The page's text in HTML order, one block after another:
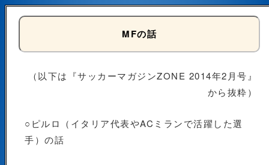
MFの話
（以下は『サッカーマガジンZONE 2014年2月号』
から抜粋）
○ピルロ（イタリア代表やACミランで活躍した選
手）の話